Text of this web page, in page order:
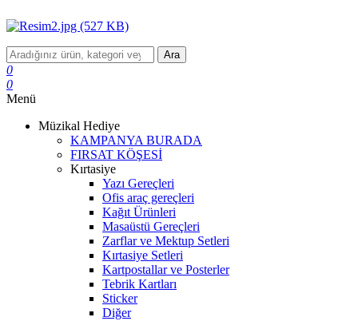
Ara
0
0
Menü
Müzikal Hediye
KAMPANYA BURADA
FIRSAT KÖŞESİ
Kırtasiye
Yazı Gereçleri
Ofis araç gereçleri
Kağıt Ürünleri
Masaüstü Gereçleri
Zarflar ve Mektup Setleri
Kırtasiye Setleri
Kartpostallar ve Posterler
Tebrik Kartları
Sticker
Diğer